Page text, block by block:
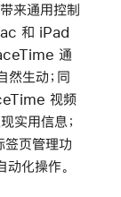
通用控制
和 iPad
通
然生动；同
视频
实用信息；
页管理功
化操作。